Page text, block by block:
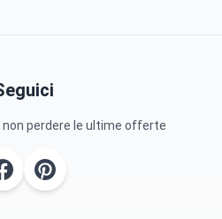
non perdere le ultime offerte